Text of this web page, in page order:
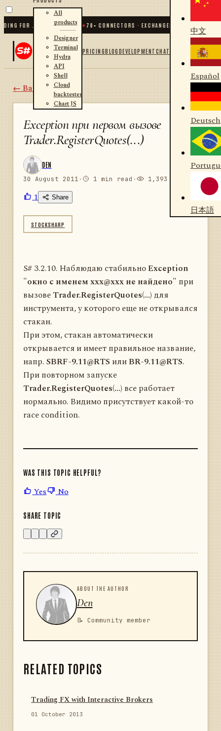
FOR .NET AND PYTHON✦ 70+ CONNECTORS · EXCHANGES · BROKERS ·
All
products
Designer
Terminal
Hydra
API
Shell
Cloud
backtester
Chart JS
PRICINGBLOGDEVELOPMENTCHAT
中文
Español
Deutsch
日本語
← Back
Exception при первом вызове
Trader.RegisterQuotes(...)
DEN
30 August 2011 · 1 min read · 1,393 views
1 Share
STOCKSHARP
S# 3.2.10. Наблюдаю стабильноException
"окно с именем xxx@xxx не найдено" при
вызовеTrader.RegisterQuotes(...) для
инструмента, у которого еще не открывался
стакан.
При этом, стакан автоматически
открывается и имеет правильное название,
напр.SBRF-9.11@RTS илиBR-9.11@RTS.
При повторном запуске
Trader.RegisterQuotes(...) все работает
нормально. Видимо присутствует какой-то
race condition.
WAS THIS TOPIC HELPFUL?
Yes No
SHARE TOPIC
ABOUT THE AUTHOR
Den
📝 Community member
RELATED TOPICS
Trading FX with Interactive Brokers
01 October 2013